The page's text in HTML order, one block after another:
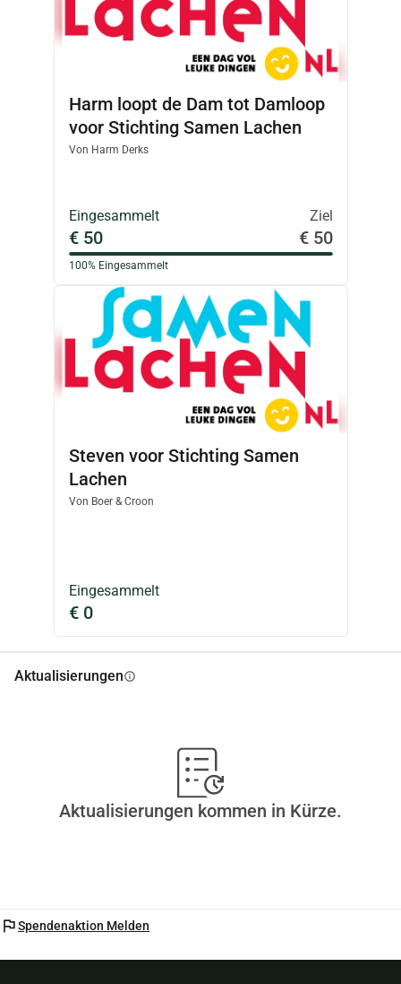
Harm loopt de Dam tot Damloop
voor Stichting Samen Lachen
Von Harm Derks
Eingesammelt Ziel
€ 50 € 50
100% Eingesammelt
Steven voor Stichting Samen
Lachen
Von Boer & Croon
Eingesammelt
€ 0
Aktualisierungeninfo
Aktualisierungen kommen in Kürze.
flagSpendenaktion Melden